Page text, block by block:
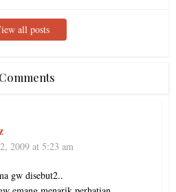
all posts
2009 at 5:23 am
gw disebut2..